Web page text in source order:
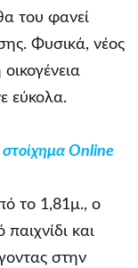
του φανεί
Φυσικά, νέος
εύκολα.
Online
το 1,81μ., ο
παιχνίδι και
στην